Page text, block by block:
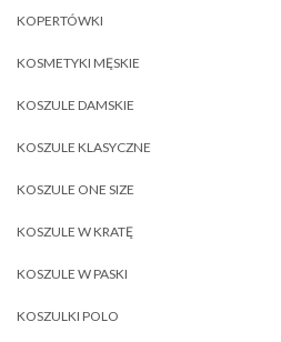
KOPERTÓWKI
KOSMETYKI MĘSKIE
KOSZULE DAMSKIE
KOSZULE KLASYCZNE
KOSZULE ONE SIZE
KOSZULE W KRATĘ
KOSZULE W PASKI
KOSZULKI POLO